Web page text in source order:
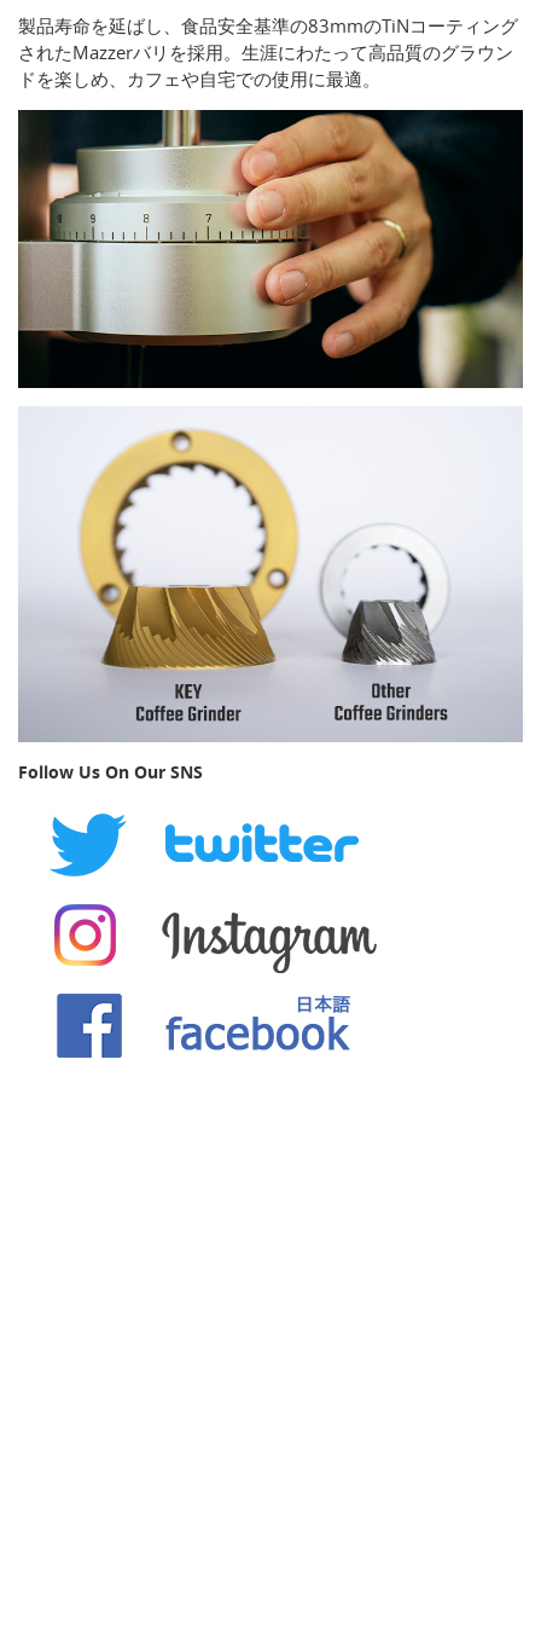
製品寿命を延ばし、食品安全基準の83mmのTiNコーティング
されたMazzerバリを採用。生涯にわたって高品質のグラウン
ドを楽しめ、カフェや自宅での使用に最適。
Follow Us On Our SNS